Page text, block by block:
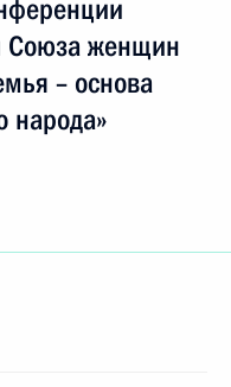
Союза женщин
– основа
народа»